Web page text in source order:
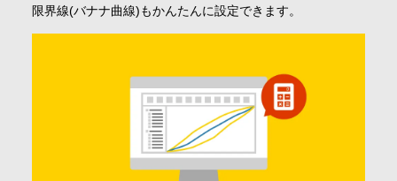
限界線(バナナ曲線)もかんたんに設定できます。